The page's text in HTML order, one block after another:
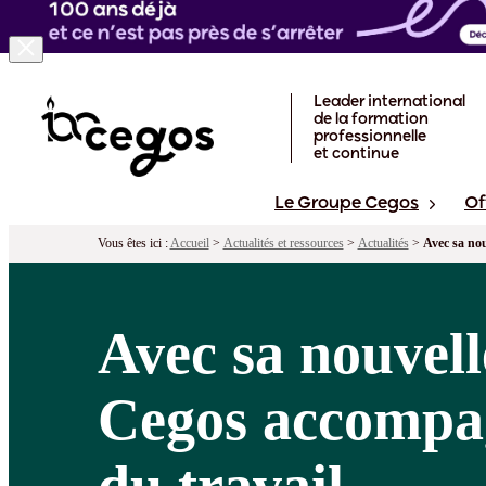
Leader international
de la formation
professionnelle
et continue
Le Groupe Cegos
Vous êtes ici :Accueil> Actualités et ressources> Actualités> Avec sa
Avec sa
Cegos